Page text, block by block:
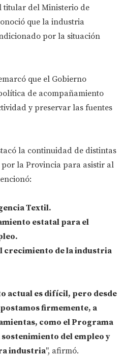
titular del Ministerio de
que la industria
por la situación
que el Gobierno
de acompañamiento
y preservar las fuentes
la continuidad de distintas
la Provincia para asistir al
Textil.
estatal para el
crecimiento de la industria
actual es difícil, pero desde
firmemente, a
como el Programa
del empleo y
industria", afirmó.